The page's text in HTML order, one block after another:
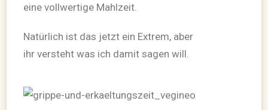
eine vollwertige Mahlzeit.
Natürlich ist das jetzt ein Extrem, aber
ihr versteht was ich damit sagen will.